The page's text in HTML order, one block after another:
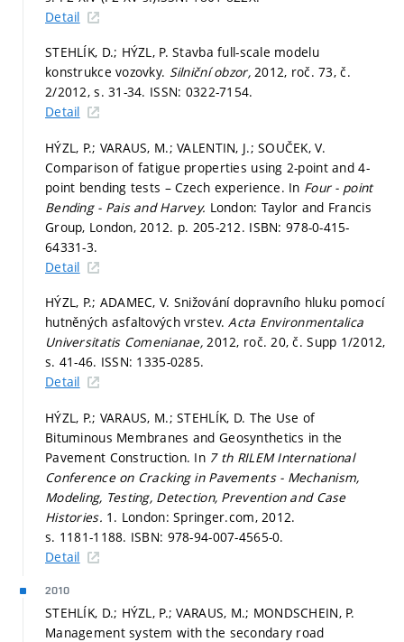
Detail
STEHLÍK, D.; HÝZL, P. Stavba full-scale modelu
konstrukce vozovky. Silniční obzor,2012, roč. 73, č.
2/2012,s. 31-34. ISSN: 0322-7154.
Detail
HÝZL, P.; VARAUS, M.; VALENTIN, J.; SOUČEK, V.
Comparison of fatigue properties using 2-point and 4-
point bending tests – Czech experience. In Four - point
Bending - Pais and Harvey. London: Taylor and Francis
Group, London, 2012. p. 205-212. ISBN: 978-0-415-
64331-3.
Detail
HÝZL, P.; ADAMEC, V. Snižování dopravního hluku pomocí
hutněných asfaltových vrstev.Acta Environmentalica
Universitatis Comenianae,2012, roč. 20, č. Supp 1/2012,
s. 41-46. ISSN: 1335-0285.
Detail
HÝZL, P.; VARAUS, M.; STEHLÍK, D. The Use of
Bituminous Membranes and Geosynthetics in the
Pavement Construction. In 7 th RILEM International
Conference on Cracking in Pavements - Mechanism,
Modeling, Testing, Detection, Prevention and Case
Histories. 1. London: Springer.com, 2012.
s. 1181-1188. ISBN: 978-94-007-4565-0.
Detail
2010
STEHLÍK, D.; HÝZL, P.; VARAUS, M.; MONDSCHEIN, P.
Management system with the secondary road